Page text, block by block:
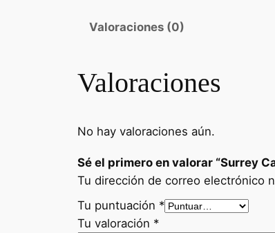
Valoraciones (0)
Valoraciones
No hay valoraciones aún.
Sé el primero en valorar “Surrey
Tu dirección de correo electrónico
Tu puntuación *
Tu valoración *